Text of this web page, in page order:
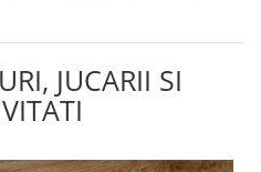
JUCARII SI